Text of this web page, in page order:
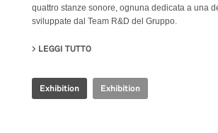
quattro stanze sonore, ognuna dedicata a una
sviluppate dal Team R&D del Gruppo.
LEGGI TUTTO
Exhibition Exhibition